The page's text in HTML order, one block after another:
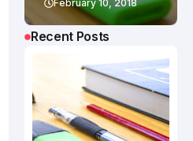
Canada
February 10, 2018
Recent Posts